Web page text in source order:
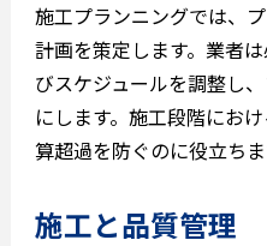
施工プランニングでは、
計画を策定します。業者
びスケジュールを調整し
にします。施工段階にお
算超過を防ぐのに役立ちま
施工と品質管理